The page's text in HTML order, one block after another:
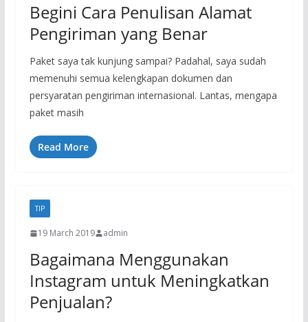
Begini Cara Penulisan Alamat
Pengiriman yang Benar
Paket saya tak kunjung sampai? Padahal, saya sudah
memenuhi semua kelengkapan dokumen dan
persyaratan pengiriman internasional. Lantas, mengapa
paket masih
Read More
TIP
19 March 2019 admin
Bagaimana Menggunakan
Instagram untuk Meningkatkan
Penjualan?